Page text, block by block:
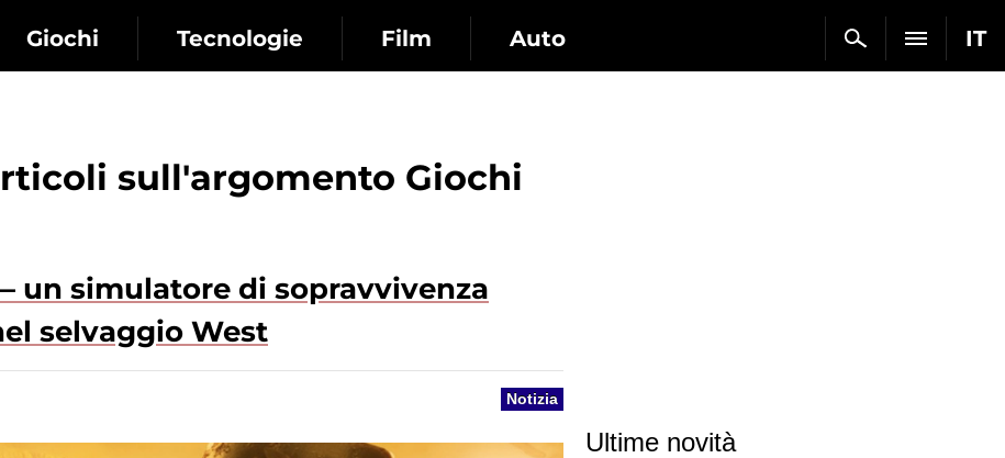
IT
Giochi Tecnologie Film Auto
sull'argomento Giochi
un simulatore di sopravvivenza
selvaggio West
Notizia
Ultime novità